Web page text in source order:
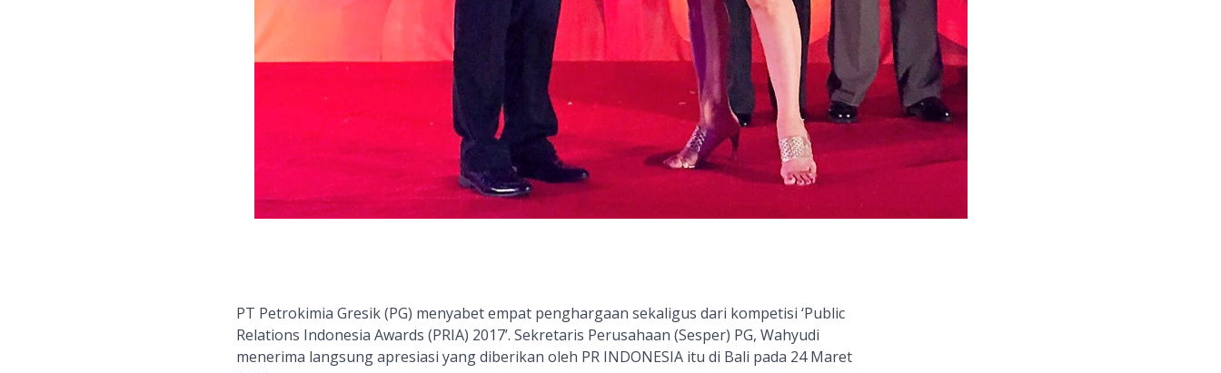
PT Petrokimia Gresik (PG) menyabet empat penghargaan sekaligus dari kompetisi ‘Public
Relations Indonesia Awards (PRIA) 2017’. Sekretaris Perusahaan (Sesper) PG, Wahyudi
menerima langsung apresiasi yang diberikan oleh PR INDONESIA itu di Bali pada 24 Maret